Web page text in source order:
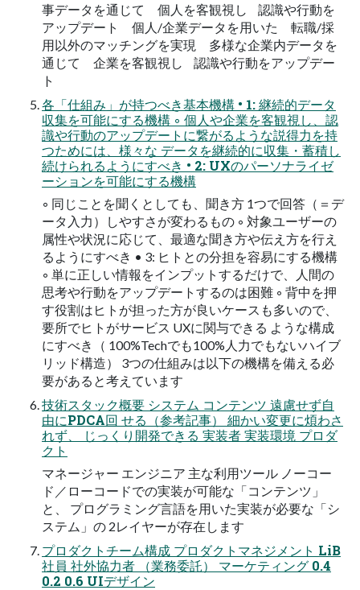
事データを通じて 個人を客観視し 認識や行動を
アップデート 個人/企業データを用いた 転職/採
用以外のマッチングを実現 多様な企業内データを
通じて 企業を客観視し 認識や行動をアップデー
ト
各「仕組み」が持つべき基本機構 • 1: 継続的データ
収集を可能にする機構 ◦ 個人や企業を客観視し、認
識や行動のアップデートに繋がるような説得力を持
つためには、様々な データを継続的に収集・蓄積し
続けられるようにすべき • 2: UXのパーソナライゼ
ーションを可能にする機構
◦ 同じことを聞くとしても、聞き方 1つで回答（＝デ
ータ入力）しやすさが変わるもの ◦ 対象ユーザーの
属性や状況に応じて、最適な聞き方や伝え方を行え
るようにすべき • 3: ヒトとの分担を容易にする機構
◦ 単に正しい情報をインプットするだけで、人間の
思考や行動をアップデートするのは困難 ◦ 背中を押
す役割はヒトが担った方が良いケースも多いので、
要所でヒトがサービス UXに関与できる ような構成
にすべき（ 100%Techでも100%人力でもないハイブ
リッド構造） 3つの仕組みは以下の機構を備える必
要があると考えています
技術スタック概要 システム コンテンツ 遠慮せず自
由にPDCA回 せる（参考記事） 細かい変更に煩わさ
れず、 じっくり開発できる 実装者 実装環境 プロダ
クト
マネージャー エンジニア 主な利用ツール ノーコー
ド／ローコードでの実装が可能な「コンテンツ」
と、 プログラミング言語を用いた実装が必要な「シ
ステム」の 2レイヤーが存在します
プロダクトチーム構成 プロダクトマネジメント LiB
社員 社外協力者 （業務委託） マーケティング 0.4
0.2 0.6 UIデザイン